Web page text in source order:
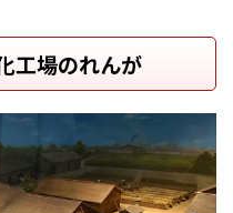
工場のれんが